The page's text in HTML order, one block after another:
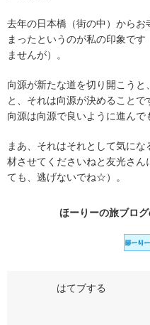
去年の日本橋（街の中）から
まったというのが私の印象で
ませんが）。
向源が新たな道を切り開こう
と、それは向源が決めることで
向源は向源で良いように進んで
まあ、それはそれとして気に
材させてくださいねと友光さ
ても、逃げないでね☆）。
ほーりーの旅ブロ